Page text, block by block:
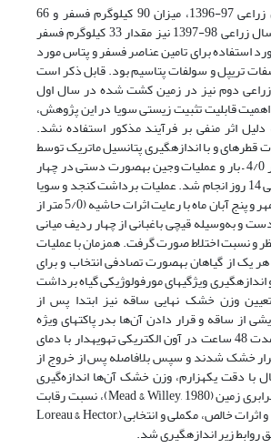
بدین ترتیب در سال زراعی 97-1396، میزان 90 کیلوگرم فسفر و 66
کیلوگرم پتاس و در سال زراعی 98-1397 نیز مقدار 33 کیلوگرم فسفر
استفاده برای تامین عناصر فسفر و پتاس مورد
تریپل و سولفات پتاسیم بود. قابل ذکر است
دوم نیز در زمین کشت شده در سال اول
قابلیت تثبیت زیستی سویا در این پژوهش،
دلیل اثر منفی بر فرآیند مذکور استفاده نشد.
قطره­ای و با اندازه­گیری پتانسیل ماتریک توسط
دستگاه تانسیومتر در 4/0 – بار و عملیات وجین به­صورت دستی در چهار
مرحله و با فاصله زمانی 14 روز انجام شد. عملیات برداشت کنجد و سویا
به‌ترتیب در تاریخ 12 مهر و پنج آبان ماه با رعایت اثرات حاشیه (5/0 متر از
و به‌وسیله قیچی باغبانی از چهار ردیف میانی
و نسبت اختلاط صورت گرفت. همزمان با عملیات
یک از گیاهان به­صورت تصادفی انتخاب و برای
ویژگی­های مورفولوژیکی گیاه برداشت
وزن خشک نهایی ساقه نیز ابتدا پس از
از ساقه و قرار دادن آن‌ها بدر پاکت­های ویژه
جداگانه، نمونه­ها به مدت 48 ساعت در آون الکتریکی تهویه­دار با دمای
قرار خشک شدند و سپس بلافاصله پس از خروج از
با دقت یک­هزارم، وزن خشک آن‌ها اندازه‌گیری
شد. محاسبه نسبت برابری زمین (Mead & Willey, 1980)، نسبت رقابت
(Willey & Rao, 1980) و اثرات خالص، مکملی و انتخابی (Loreau & Hector,